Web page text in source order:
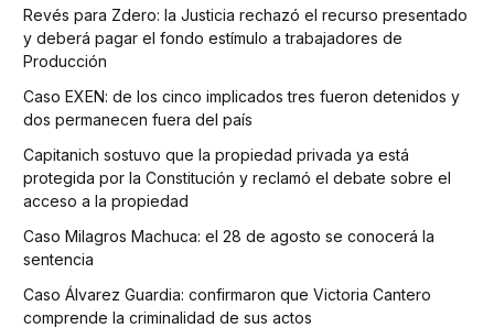
Revés para Zdero: la Justicia rechazó el recurso presentado
y deberá pagar el fondo estímulo a trabajadores de
Producción
Caso EXEN: de los cinco implicados tres fueron detenidos y
dos permanecen fuera del país
Capitanich sostuvo que la propiedad privada ya está
protegida por la Constitución y reclamó el debate sobre el
acceso a la propiedad
Caso Milagros Machuca: el 28 de agosto se conocerá la
sentencia
Caso Álvarez Guardia: confirmaron que Victoria Cantero
comprende la criminalidad de sus actos